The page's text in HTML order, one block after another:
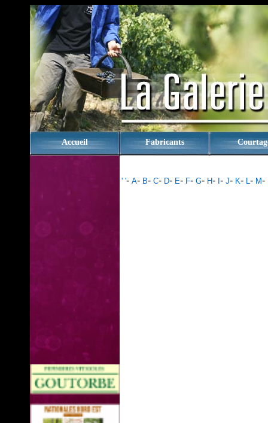
Accueil Fabricants
' '- A- B- C- D- E- F- G- H- - J- K- L- M-